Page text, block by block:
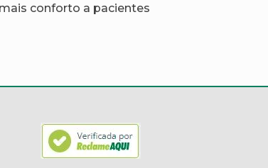
conforto a pacientes